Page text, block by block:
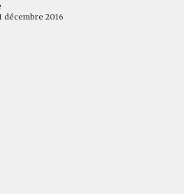
décembre 2016